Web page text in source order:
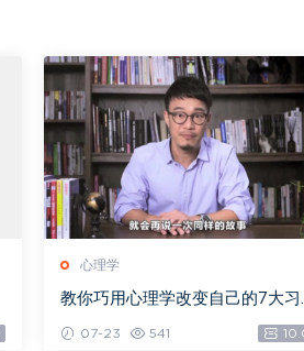
心理学
教你巧用心理学改变自己的7大习
07-23 541